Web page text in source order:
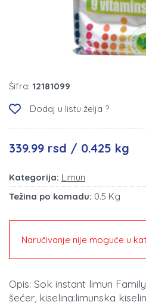
Šifra: 12181099
Dodaj u listu želja ?
339.99 rsd / 0.425 kg
Kategorija: Limun
Težina po komadu: 0.5 Kg
Naručivanje nije moguće u
Opis: Sok instant limun
šećer, kiselina:limunska